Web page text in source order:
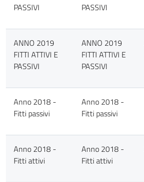
PASSIVI
PASSIVI
ANNO 2019
FITTI ATTIVI E
PASSIVI
ANNO 2019
FITTI ATTIVI E
PASSIVI
Anno 2018 -
Fitti passivi
Anno 2018 -
Fitti passivi
Anno 2018 -
Fitti attivi
Anno 2018 -
Fitti attivi